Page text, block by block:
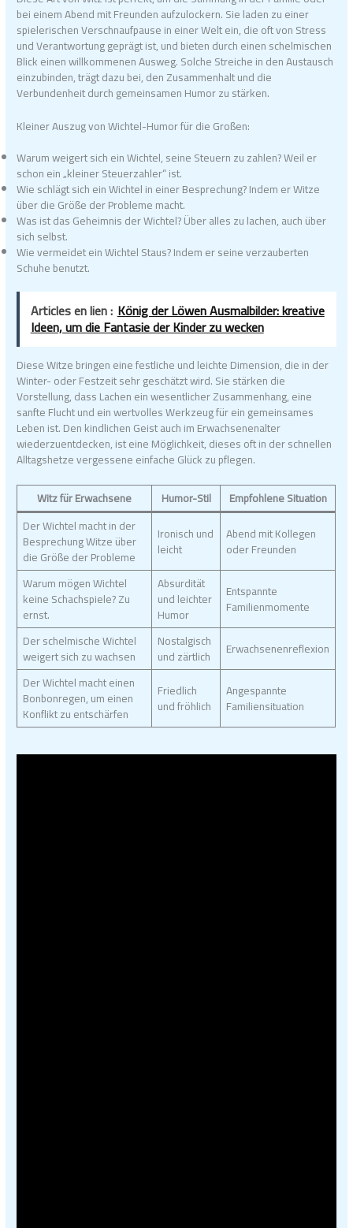
bei einem Abend mit Freunden aufzulockern. Sie laden zu einer
spielerischen Verschnaufpause in einer Welt ein, die oft von Stress
und Verantwortung geprägt ist, und bieten durch einen schelmischen
Blick einen willkommenen Ausweg. Solche Streiche in den Austausch
einzubinden, trägt dazu bei, den Zusammenhalt und die
Verbundenheit durch gemeinsamen Humor zu stärken.
Kleiner Auszug von Wichtel-Humor für die Großen:
Warum weigert sich ein Wichtel, seine Steuern zu zahlen? Weil er
schon ein „kleiner Steuerzahler“ ist.
Wie schlägt sich ein Wichtel in einer Besprechung? Indem er Witze
über die Größe der Probleme macht.
Was ist das Geheimnis der Wichtel? Über alles zu lachen, auch über
sich selbst.
Wie vermeidet ein Wichtel Staus? Indem er seine verzauberten
Schuhe benutzt.
Articles en lien : König der Löwen Ausmalbilder: kreative
Ideen, um die Fantasie der Kinder zu wecken
Diese Witze bringen eine festliche und leichte Dimension, die in der
Winter- oder Festzeit sehr geschätzt wird. Sie stärken die
Vorstellung, dass Lachen ein wesentlicher Zusammenhang, eine
sanfte Flucht und ein wertvolles Werkzeug für ein gemeinsames
Leben ist. Den kindlichen Geist auch im Erwachsenenalter
wiederzuentdecken, ist eine Möglichkeit, dieses oft in der schnellen
Alltagshetze vergessene einfache Glück zu pflegen.
Witz für Erwachsene
Humor-Stil
Empfohlene Situation
Der Wichtel macht in der
Besprechung Witze über
die Größe der Probleme
Ironisch und
leicht
Abend mit Kollegen
oder Freunden
Warum mögen Wichtel
keine Schachspiele? Zu
ernst.
Absurdität
und leichter
Humor
Entspannte
Familienmomente
Der schelmische Wichtel
weigert sich zu wachsen
Nostalgisch
und zärtlich
Erwachsenenreflexion
Der Wichtel macht einen
Bonbonregen, um einen
Konflikt zu entschärfen
Friedlich
und fröhlich
Angespannte
Familiensituation